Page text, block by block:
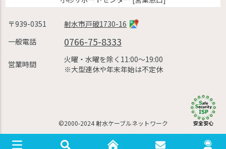
〒939-0351
射水市戸破1730-16
一般電話
0766-75-8333
営業時間
火曜・水曜を除く11:00〜19:00
※大型連休や年末年始は不定休
©2000-2024 射水ケーブルネットワーク